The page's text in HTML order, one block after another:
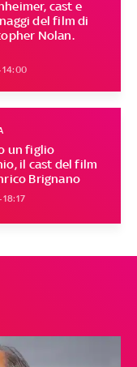
cast e
del film di
Nolan.
14:00
un figlio
il cast del film
Brignano
18:17